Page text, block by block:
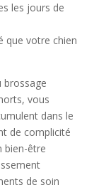
les jours de
que votre chien
brossage
vous
dans le
de complicité
bien-être
de soin